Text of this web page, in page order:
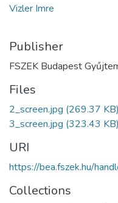
Vizler Imre
Publisher
FSZEK Budapest
Files
2_screen.jpg (269.37 KB)
3_screen.jpg (323.43 KB)
URI
https://bea.fszek.hu/
Collections